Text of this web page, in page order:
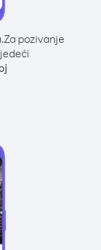
Za pozivanje